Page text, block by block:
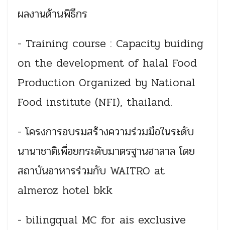
ผลงานด้านพิธีกร
- Training course : Capacity buiding
on the development of halal Food
Production Organized by National
Food institute (NFI), thailand.
- โครงการอบรมสร้างความร่วมมือในระดับ
นานาชาติเพื่อยกระดับมาตรฐานฮาลาล โดย
สถาบันอาหารร่วมกับ WAITRO at
almeroz hotel bkk
- bilingqual MC for ais exclusive